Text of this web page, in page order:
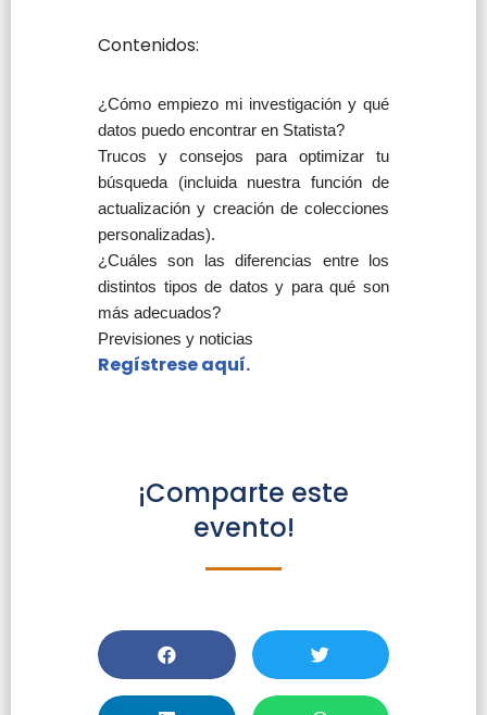
Contenidos:
¿Cómo empiezo mi investigación y qué
datos puedo encontrar en Statista?
Trucos y consejos para optimizar tu
búsqueda (incluida nuestra función de
actualización y creación de colecciones
personalizadas).
¿Cuáles son las diferencias entre los
distintos tipos de datos y para qué son
más adecuados?
Previsiones y noticias
Regístrese aquí.
¡Comparte este
evento!